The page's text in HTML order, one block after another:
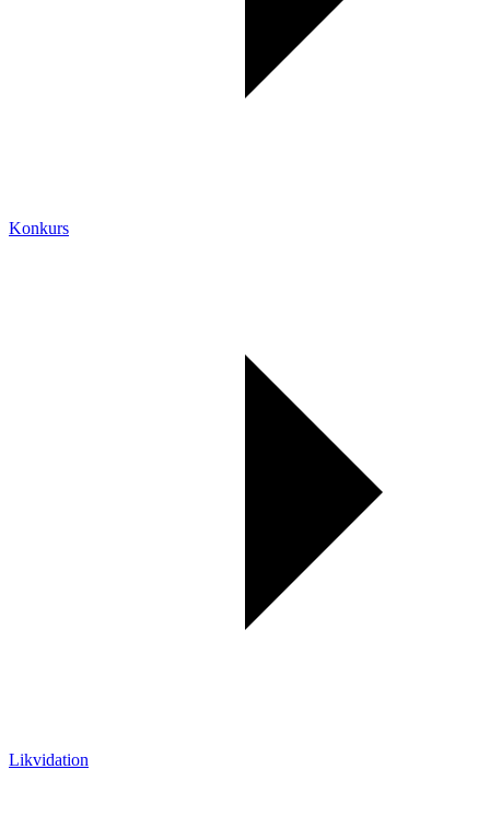
Konkurs
Likvidation